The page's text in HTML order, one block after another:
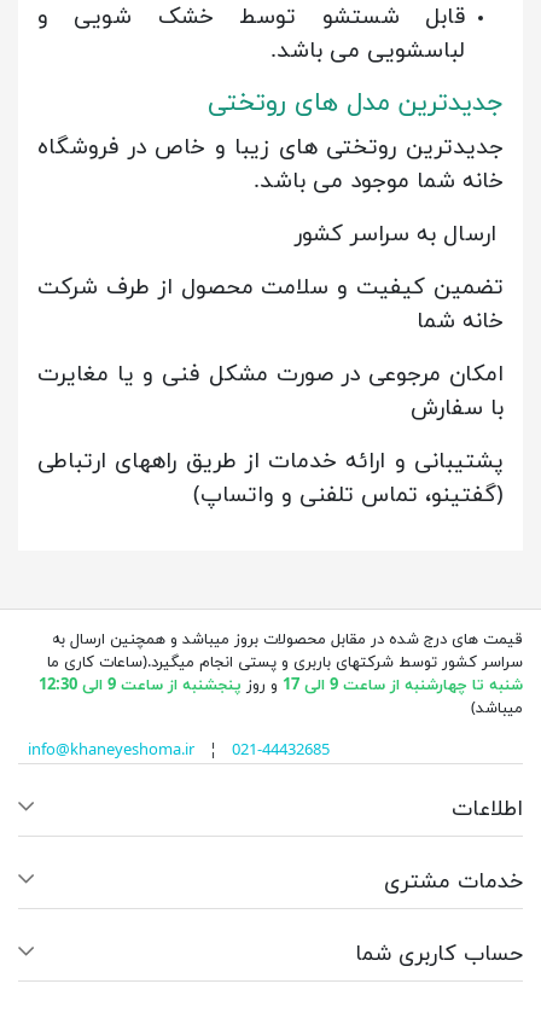
قابل شستشو توسط خشک شویی و
لباسشویی می باشد.
جدیدترین مدل های روتختی
جدیدترین روتختی های زیبا و خاص در فروشگاه
خانه شما موجود می باشد.
ارسال به سراسر کشور
تضمین کیفیت و سلامت محصول از طرف شرکت
خانه شما
امکان مرجوعی در صورت مشکل فنی و یا مغایرت
با سفارش
پشتیبانی و ارائه خدمات از طریق راههای ارتباطی
(گفتینو، تماس تلفنی و واتساپ)
قیمت های درج شده در مقابل محصولات بروز میباشد و همچنین ارسال به
سراسر کشور توسط شرکتهای باربری و پستی انجام میگیرد.(ساعات کاری ما
شنبه تا چهارشنبه از ساعت 9 الی 17
و روز پنجشنبه از ساعت 9 الی 12:30
میباشد)
info@khaneyeshoma.ir¦ 021-44432685
اطلاعات
خدمات مشتری
حساب کاربری شما